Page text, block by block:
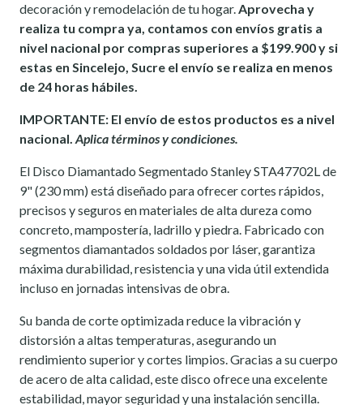
decoración y remodelación de tu hogar.Aprovecha y
realiza tu compra ya, contamos con envíos gratis a
nivel nacional por compras superiores a $199.900 y si
estas en Sincelejo, Sucre el envío se realiza en menos
de 24 horas hábiles.
IMPORTANTE: El envío de estos productos es a nivel
nacional. Aplica términos y condiciones.
El Disco Diamantado Segmentado Stanley STA47702L de
9" (230 mm) está diseñado para ofrecer cortes rápidos,
precisos y seguros en materiales de alta dureza como
concreto, mampostería, ladrillo y piedra. Fabricado con
segmentos diamantados soldados por láser, garantiza
máxima durabilidad, resistencia y una vida útil extendida
incluso en jornadas intensivas de obra.
Su banda de corte optimizada reduce la vibración y
distorsión a altas temperaturas, asegurando un
rendimiento superior y cortes limpios. Gracias a su cuerpo
de acero de alta calidad, este disco ofrece una excelente
estabilidad, mayor seguridad y una instalación sencilla.